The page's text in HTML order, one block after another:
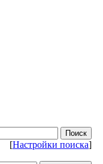
[Настройки поиска]